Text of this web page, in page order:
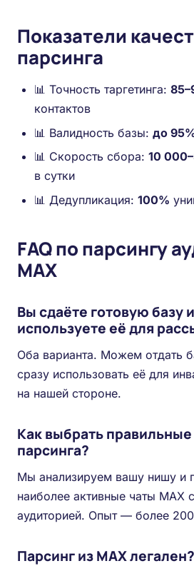
Показатели
парсинга
📊 Точность таргетинга:
контактов
📊 Валидность базы: до
📊 Скорость сбора: 10
в сутки
📊 Дедупликация: 100%
FAQ по парсингу
MAX
Вы сдаёте готовую базу
используете её для
Оба варианта. Можем отдать
сразу использовать её для
на нашей стороне.
Как выбрать
парсинга?
Мы анализируем вашу нишу и
наиболее активные чаты MAX
аудиторией. Опыт — более
Парсинг из MAX легален?